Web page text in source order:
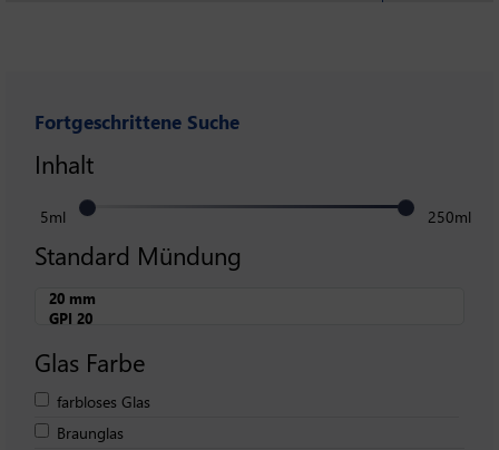
Fortgeschrittene Suche
5ml
Inhalt
250ml
Standard Mündung
Glas Farbe
farbloses Glas
Braunglas